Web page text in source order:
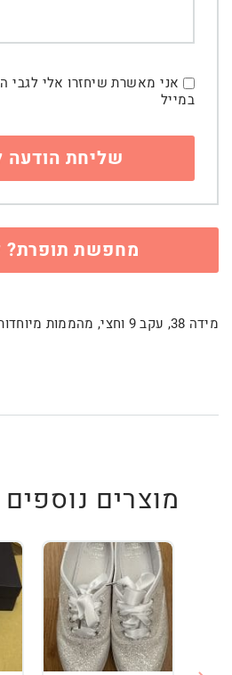
אני מאשרת שיחזרו אלי לגבי
במייל
מחפשת תופרת?
מידה 38, עקב 9 וחצי, מהממות מיוחדות ונוחות 🙂
מוצרים